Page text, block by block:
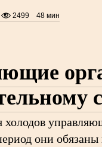
2499 48 мин
они